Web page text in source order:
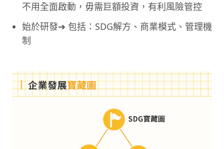
不用全面啟動，毋需巨額投資，有利風險管控
始於研發➔ 包括：SDG解方、商業模式、管理機
制